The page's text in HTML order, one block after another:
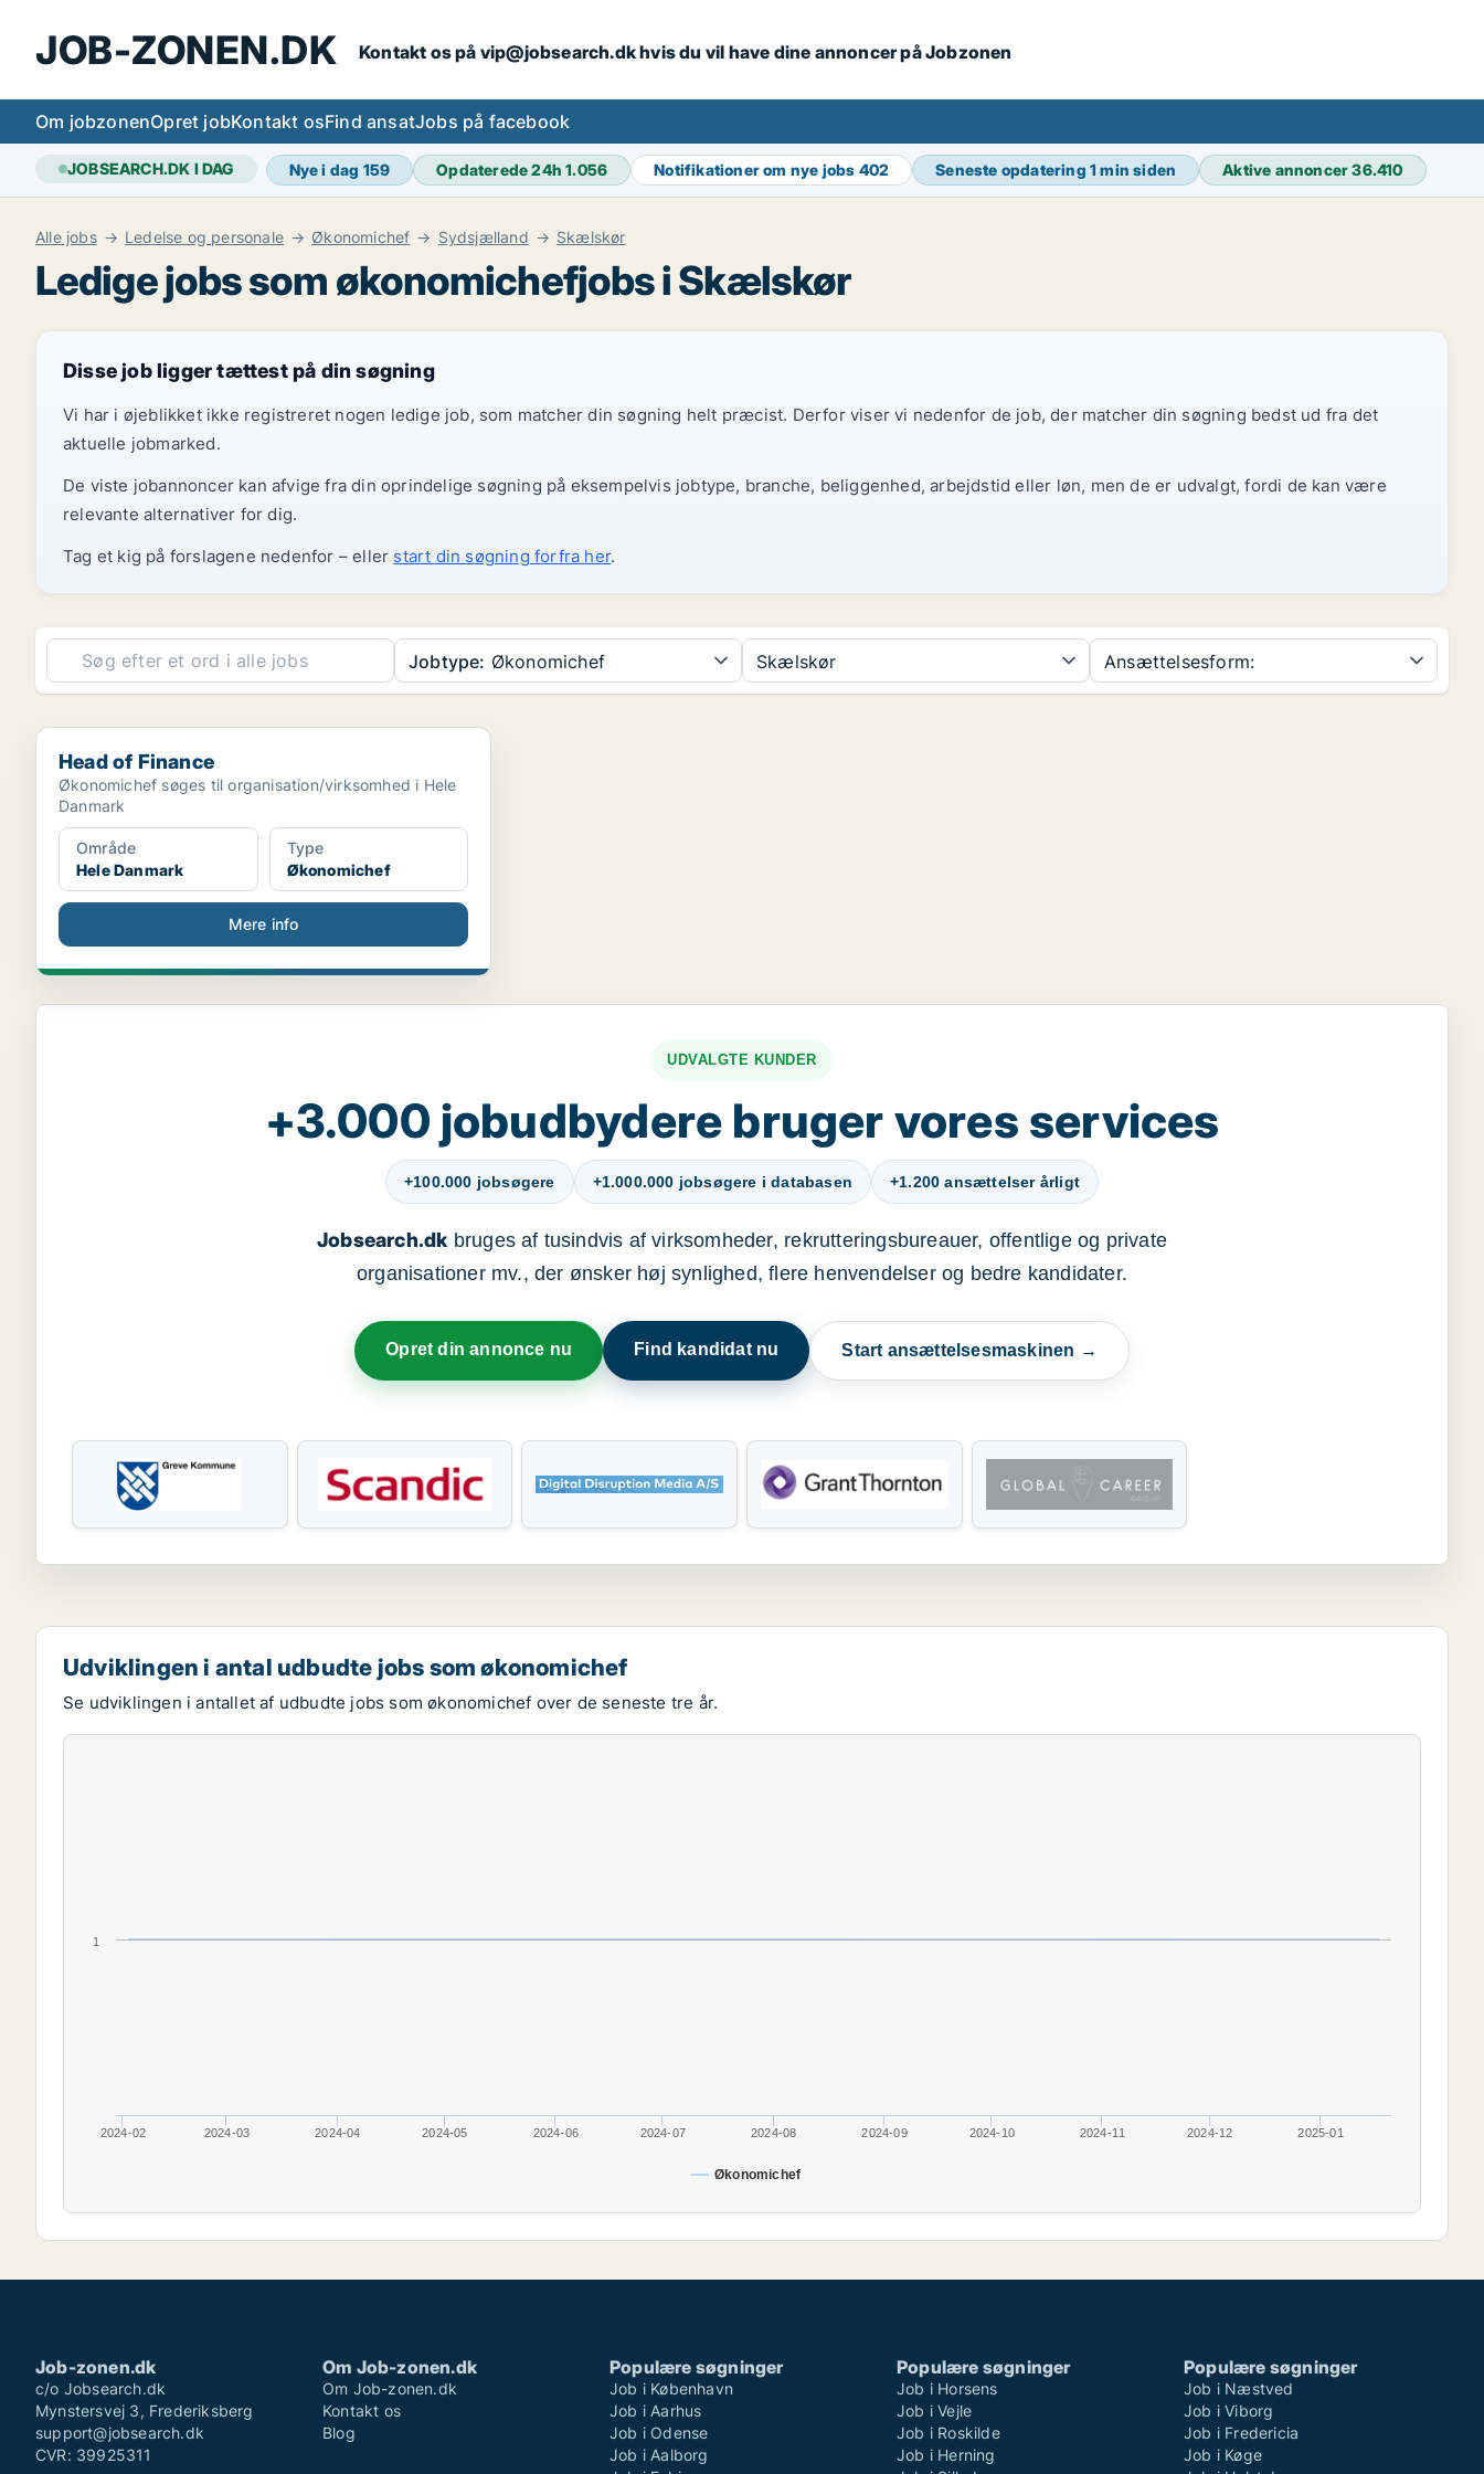
JOB-ZONEN.DK Kontakt os på vip@jobsearch.dk hvis du vil have dine annoncer på Jobzonen
Om jobzonenOpret jobKontakt osFind ansatJobs på facebook
JOBSEARCH.DK I DAG Nye i dag 159 Opdaterede 24h1.056 Notifikationer om nye jobs 402 Seneste opdatering1 min siden Aktive annoncer36.410
Alle jobs Ledelse og personale Økonomichef Sydsjælland Skælskør
Ledige jobs som økonomichefjobs i Skælskør
Disse job ligger tættest på din søgning
Vi har i øjeblikket ikke registreret nogen ledige job, som matcher din søgning helt præcist. Derfor viser vi nedenfor de job, der matcher din søgning bedst ud fra det
aktuelle jobmarked.
De viste jobannoncer kan afvige fra din oprindelige søgning på eksempelvis jobtype, branche, beliggenhed, arbejdstid eller løn, men de er udvalgt, fordi de kan være
relevante alternativer for dig.
Tag et kig på forslagene nedenfor – eller start din søgning forfra her.
Jobtype: Økonomichef Skælskør Ansættelsesform:
Head of Finance
Head of Finance
Økonomichef søges til organisation/virksomhed i Hele
Danmark
Område
Hele Danmark
Type
Økonomichef
Mere info
UDVALGTE KUNDER
+3.000 jobudbydere bruger vores services
+100.000 jobsøgere +1.000.000 jobsøgere i databasen +1.200 ansættelser årligt
Jobsearch.dkbruges af tusindvis af virksomheder, rekrutteringsbureauer, offentlige og private
organisationer mv., der ønsker høj synlighed, flere henvendelser og bedre kandidater.
Opret din annonce nu Find kandidat nu Start ansættelsesmaskinen →
Udviklingen i antal udbudte jobs som økonomichef
Se udviklingen i antallet af udbudte jobs som økonomichef over de seneste tre år.
Økonomichef
2024-02 2024-03 2024-04 2024-05 2024-06 2024-07 2024-08 2024-09 2024-10 2024-11 2024-12 2025-01
1
Job-zonen.dk
c/o Jobsearch.dk
Mynstersvej 3, Frederiksberg
support@jobsearch.dk
CVR: 39925311
Om Job-zonen.dk
Om Job-zonen.dk
Kontakt os
Blog
Populære søgninger
Job i København
Job i Aarhus
Job i Odense
Job i Aalborg
Populære søgninger
Job i Horsens
Job i Vejle
Job i Roskilde
Job i Herning
Populære søgninger
Job i Næstved
Job i Viborg
Job i Fredericia
Job i Køge